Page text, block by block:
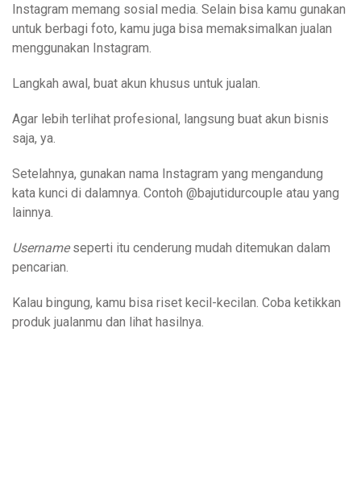
Instagram memang sosial media. Selain bisa kamu gunakan
untuk berbagi foto, kamu juga bisa memaksimalkan jualan
menggunakan Instagram.
Langkah awal, buat akun khusus untuk jualan.
Agar lebih terlihat profesional, langsung buat akun bisnis
saja, ya.
Setelahnya, gunakan nama Instagram yang mengandung
kata kunci di dalamnya. Contoh @bajutidurcouple atau yang
lainnya.
Usernameseperti itu cenderung mudah ditemukan dalam
pencarian.
Kalau bingung, kamu bisa riset kecil-kecilan. Coba ketikkan
produk jualanmu dan lihat hasilnya.